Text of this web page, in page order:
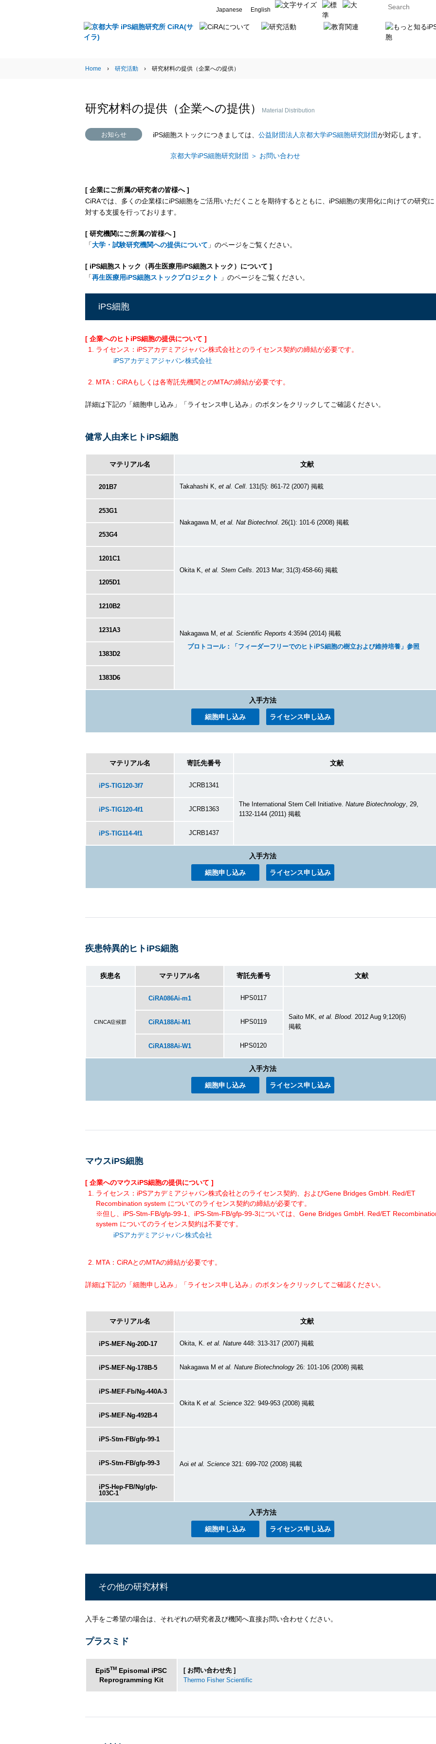
Japanese English
Home › 研究活動› 研究材料の提供（企業への提供）
研究材料の提供（企業への提供） Material Distribution
お知らせ iPS細胞ストックにつきましては、公益財団法人京都大学iPS細胞研究財団が対応します。
京都大学iPS細胞研究財団 ＞ お問い合わせ
[ 企業にご所属の研究者の皆様へ ]
CiRAでは、多くの企業様にiPS細胞をご活用いただくことを期待するとともに、iPS細胞の実用化に向けての研究に
対する支援を行っております。
[ 研究機関にご所属の皆様へ ]
「大学・試験研究機関への提供について 」のページをご覧ください。
[ iPS細胞ストック（再生医療用iPS細胞ストック）について ]
「再生医療用iPS細胞ストックプロジェクト 」のページをご覧ください。
iPS細胞
[ 企業へのヒトiPS細胞の提供について ]
ライセンス：iPSアカデミアジャパン株式会社とのライセンス契約の締結が必要です。
iPSアカデミアジャパン株式会社
MTA：CiRAもしくは各寄託先機関とのMTAの締結が必要です。
詳細は下記の「細胞申し込み」「ライセンス申し込み」のボタンをクリックしてご確認ください。
健常人由来ヒトiPS細胞
マテリアル名 文献
201B7 Takahashi K, et al. Cell. 131(5): 861-72 (2007) 掲載
253G1
Nakagawa M, et al. Nat Biotechnol. 26(1): 101-6 (2008) 掲載
253G4
1201C1
Okita K, et al. Stem Cells . 2013 Mar; 31(3):458-66) 掲載
1205D1
1210B2
Nakagawa M, et al. Scientific Reports 4:3594 (2014) 掲載
プロトコール：「フィーダーフリーでのヒトiPS細胞の樹立および維持培養」参照
1231A3
1383D2
1383D6
入手方法
細胞申し込み ライセンス申し込み
マテリアル名 寄託先番号 文献
iPS-TIG120-3f7 JCRB1341
The International Stem Cell Initiative. Nature Biotechnology, 29,
1132-1144 (2011) 掲載
iPS-TIG120-4f1 JCRB1363
iPS-TIG114-4f1 JCRB1437
入手方法
細胞申し込み ライセンス申し込み
疾患特異的ヒトiPS細胞
疾患名 マテリアル名 寄託先番号 文献
CINCA症候群
CiRA086Ai-m1 HPS0117
Saito MK, et al. Blood. 2012 Aug 9;120(6)
掲載
CiRA188Ai-M1 HPS0119
CiRA188Ai-W1 HPS0120
入手方法
細胞申し込み ライセンス申し込み
マウスiPS細胞
[ 企業へのマウスiPS細胞の提供について ]
ライセンス：iPSアカデミアジャパン株式会社とのライセンス契約、およびGene Bridges GmbH. Red/ET
Recombination system についてのライセンス契約の締結が必要です。
※但し、iPS-Stm-FB/gfp-99-1、iPS-Stm-FB/gfp-99-3については、Gene Bridges GmbH. Red/ET
system についてのライセンス契約は不要です。
iPSアカデミアジャパン株式会社
MTA：CiRAとのMTAの締結が必要です。
詳細は下記の「細胞申し込み」「ライセンス申し込み」のボタンをクリックしてご確認ください。
マテリアル名 文献
iPS-MEF-Ng-20D-17 Okita, K. et al. Nature448: 313-317 (2007) 掲載
iPS-MEF-Ng-178B-5 Nakagawa M et al. Nature Biotechnology26: 101-106 (2008) 掲載
iPS-MEF-Fb/Ng-440A-3
Okita K et al. Science322: 949-953 (2008) 掲載
iPS-MEF-Ng-492B-4
iPS-Stm-FB/gfp-99-1
Aoi et al. Science321: 699-702 (2008) 掲載
iPS-Stm-FB/gfp-99-3
iPS-Hep-FB/Ng/gfp-
103C-1
入手方法
細胞申し込み ライセンス申し込み
その他の研究材料
入手をご希望の場合は、それぞれの研究者及び機関へ直接お問い合わせください。
プラスミド
Epi5TM Episomal iPSC
Reprogramming Kit
[ お問い合わせ先 ]
Thermo Fisher Scientific